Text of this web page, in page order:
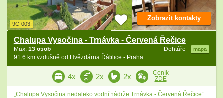
9C-003
Chalupa Vysočina - Trnávka - Červená Řečice
Dehtáře mapa
Max. 13 osob
91.6 km vzdušně od Hvězdárna Ďáblice - Praha
Zobrazit kontakty
4x 2x 2x
Ceník
ZDE
„Chalupa Vysočina nedaleko vodní nádrže Trnávka - Červená Řečice“